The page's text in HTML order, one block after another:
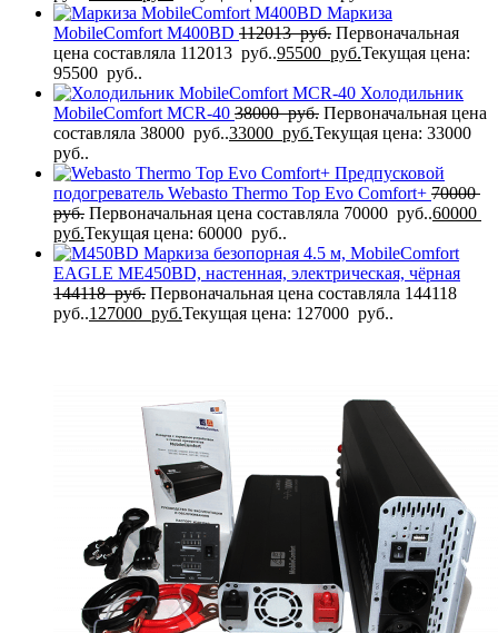
Маркиза
MobileComfort M400BD 112013руб. Первоначальная
цена составляла 112013 руб..95500 руб.Текущая цена:
95500 руб..
Холодильник
MobileComfort MCR-40 38000руб. Первоначальная цена
составляла 38000 руб..33000 руб.Текущая цена: 33000
руб..
Предпусковой
подогреватель Webasto Thermo Top Evo Comfort+ 70000
руб. Первоначальная цена составляла 70000 руб..60000
руб.Текущая цена: 60000 руб..
Маркиза безопорная 4.5 м, MobileComfort
EAGLE MЕ450BD, настенная, электрическая, чёрная
144118руб. Первоначальная цена составляла 144118
руб..127000 руб.Текущая цена: 127000 руб..